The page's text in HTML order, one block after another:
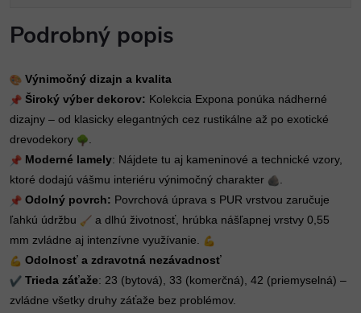
Podrobný popis
Výnimočný dizajn a kvalita
Široký výber dekorov: Kolekcia Expona ponúka nádherné
dizajny – od klasicky elegantných cez rustikálne až po exotické
drevodekory
Moderné lamely: Nájdete tu aj kameninové a technické vzory,
ktoré dodajú vášmu interiéru výnimočný charakter
Odolný povrch: Povrchová úprava s PUR vrstvou zaručuje
ľahkú údržbu
a dlhú životnosť, hrúbka nášľapnej vrstvy 0,55
mm zvládne aj intenzívne využívanie.
Odolnosť a zdravotná nezávadnosť
Trieda záťaže: 23 (bytová), 33 (komerčná), 42 (priemyselná) –
zvládne všetky druhy záťaže bez problémov.